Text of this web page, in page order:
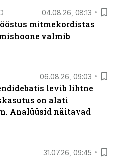
04.08.26, 08:13
mitmekordistas
valmib
06.08.26, 09:03
levib lihtne
on alati
Analüüsid näitavad
31.07.26, 09:45